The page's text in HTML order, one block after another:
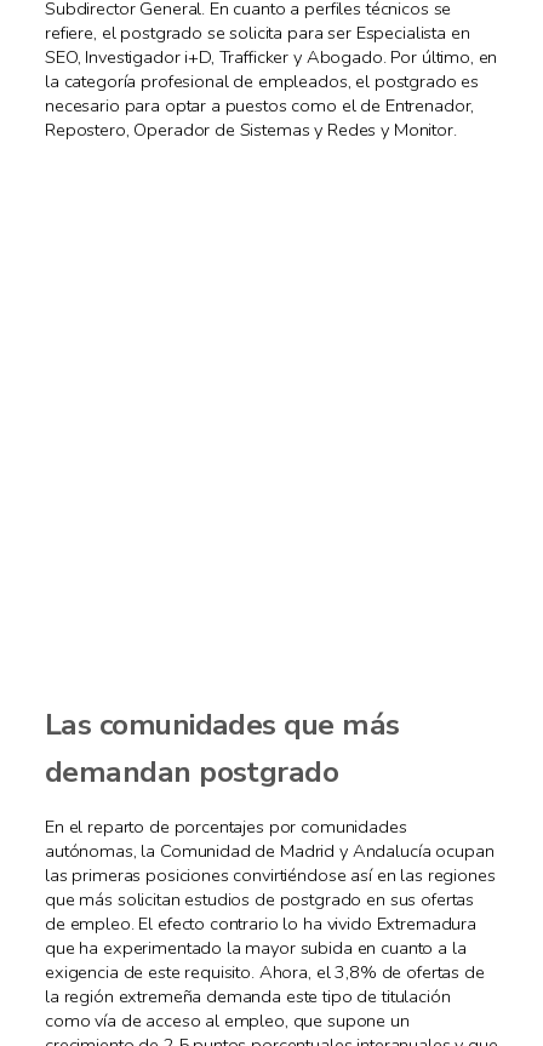
Subdirector General. En cuanto a perfiles técnicos se
refiere, el postgrado se solicita para ser Especialista en
SEO, Investigador i+D, Trafficker y Abogado. Por último, en
la categoría profesional de empleados, el postgrado es
necesario para optar a puestos como el de Entrenador,
Repostero, Operador de Sistemas y Redes y Monitor.
Las comunidades que más
demandan postgrado
En el reparto de porcentajes por comunidades
autónomas, la Comunidad de Madrid y Andalucía ocupan
las primeras posiciones convirtiéndose así en las regiones
que más solicitan estudios de postgrado en sus ofertas
de empleo. El efecto contrario lo ha vivido Extremadura
que ha experimentado la mayor subida en cuanto a la
exigencia de este requisito. Ahora, el 3,8% de ofertas de
la región extremeña demanda este tipo de titulación
como vía de acceso al empleo, que supone un